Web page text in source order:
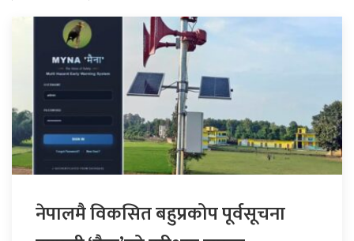
नेपालमै विकसित बहुप्रकोप पूर्वसूचना